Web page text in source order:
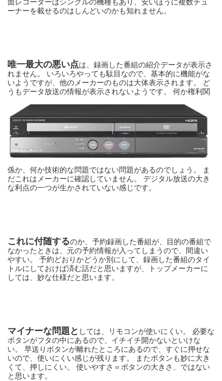
ーナーを載せるのはしんどいのかも知れません。
唯一最大の悪い点は、録画した番組の紹介データが表示さ
れません。 いろいろやっても駄目なので、基本的に機能がな
いようですが、他のメーカーのものは大体表示されます。 ど
うもデータ放送の情報が表示されないようです。 何か権利関
係か、何か技術的な問題ではない問題があるのでしょう。 ま
だこれはメーカーに確認していません。 デジタル放送の大き
な利点の一つが生かされていない感じです。
これに付随するのか、予約録画した番組が、目的の番組で
なかったときは、元の予約情報が入ってしまうので、間違い
やすい。 予約どおりかどうか別にして、録画した番組のタイ
トルにしておけば済む話だと思いますが、トップメーカーに
しては、妙な仕様だと思います。
マイナーな問題と しては、リモコンが使いにくい。 必要な
ボタンがフタの中にあるので、イチイチ開かないといけな
い。 早送りボタンが離れたところにあるので、すぐに押せな
いので、使いにくい感じが残ります。 またボタンも妙に大き
くて、押しにくい。 使いやすさ＝ボタンの大きさ、ではない
と思います。